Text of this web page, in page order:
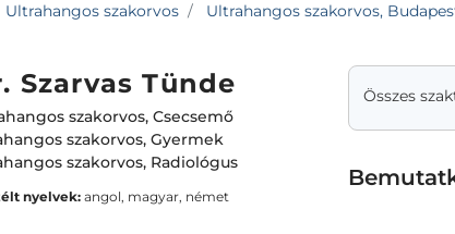
Ultrahangos szakorvos Ultrahangos szakorvos,
Szarvas Tünde
szakorvos, Csecsemő
szakorvos, Gyermek
szakorvos, Radiológus
nyelvek:angol, magyar, német
Összes